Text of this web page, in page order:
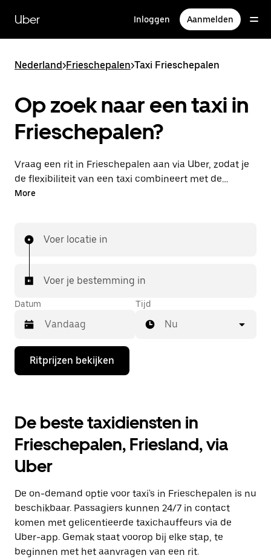
naar
hoofdinhoud
Uber Inloggen Aanmelden
Nederland>Frieschepalen>Taxi Frieschepalen
Op zoek naar een taxi in
Frieschepalen?
Vraag een rit in Frieschepalen aan via Uber, zodat je
de flexibiliteit van een taxi combineert met de
handige functies in de app. Je kunt on-demand een
Je rit is binnen handbereik.
More
Voer locatie in
Voer je bestemming in
Datum
Druk
de
de
agenda
te
openen
en
een
te
selecteren.
Druk
op
Escape
om
Tijd
Nu
Ritprijzen bekijken
De beste taxidiensten in
Frieschepalen, Friesland, via
Uber
De on-demand optie voor taxi's in Frieschepalen is nu
beschikbaar. Passagiers kunnen 24/7 in contact
komen met gelicentieerde taxichauffeurs via de
Uber-app. Gemak staat voorop bij elke stap, te
beginnen met het aanvragen van een rit.